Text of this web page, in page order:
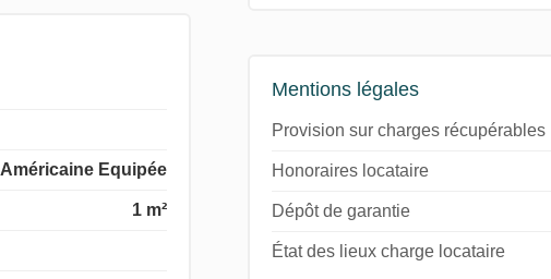
Américaine Equipée
1 m²
Mentions légales
Provision sur charges récupérables
Honoraires locataire
Dépôt de garantie
État des lieux charge locataire